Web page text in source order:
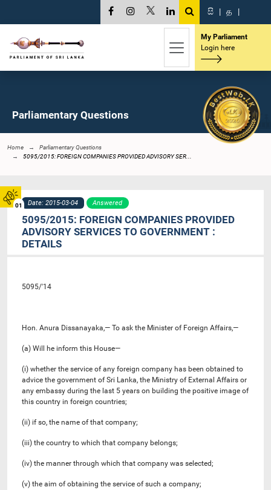
01
සි | த |
My Parliament
Login here
Parliamentary Questions
Home
Parliamentary Questions
5095/2015: FOREIGN COMPANIES PROVIDED ADVISORY SER...
Date: 2015-03-04 Answered
5095/2015: FOREIGN COMPANIES PROVIDED
ADVISORY SERVICES TO GOVERNMENT :
DETAILS
5095/'14
Hon. Anura Dissanayaka,— To ask the Minister of Foreign Affairs,—
(a) Will he inform this House—
(i) whether the service of any foreign company has been obtained to
advice the government of Sri Lanka, the Ministry of External Affairs or
any embassy during the last 5 years on building the positive image of
this country in foreign countries;
(ii) if so, the name of that company;
(iii) the country to which that company belongs;
(iv) the manner through which that company was selected;
(v) the aim of obtaining the service of such a company;